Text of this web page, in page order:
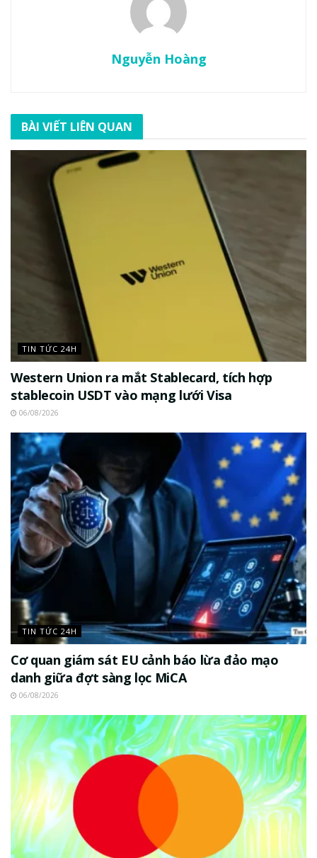
Nguyễn Hoàng
BÀI VIẾT LIÊN QUAN
TIN TỨC 24H
Western Union ra mắt Stablecard, tích hợp
stablecoin USDT vào mạng lưới Visa
06/08/2026
TIN TỨC 24H
Cơ quan giám sát EU cảnh báo lừa đảo mạo
danh giữa đợt sàng lọc MiCA
06/08/2026